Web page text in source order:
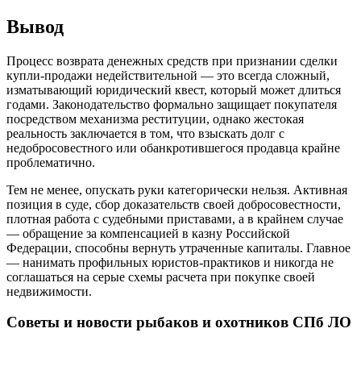
Вывод
Процесс возврата денежных средств при признании сделки
купли-продажи недействительной — это всегда сложный,
изматывающий юридический квест, который может длиться
годами. Законодательство формально защищает покупателя
посредством механизма реституции, однако жестокая
реальность заключается в том, что взыскать долг с
недобросовестного или обанкротившегося продавца крайне
проблематично.
Тем не менее, опускать руки категорически нельзя. Активная
позиция в суде, сбор доказательств своей добросовестности,
плотная работа с судебными приставами, а в крайнем случае
— обращение за компенсацией в казну Российской
Федерации, способны вернуть утраченные капиталы. Главное
— нанимать профильных юристов-практиков и никогда не
соглашаться на серые схемы расчета при покупке своей
недвижимости.
Советы и новости рыбаков и охотников СПб ЛО